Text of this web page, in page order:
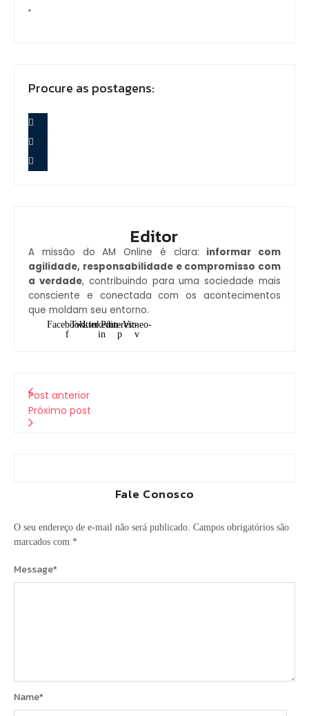
Procure as postagens:
Editor
A missão do AM Online é clara: informar com
agilidade, responsabilidade e compromisso com
a verdade, contribuindo para uma sociedade mais
consciente e conectada com os acontecimentos
que moldam seu entorno.
Facebook-
f
Twitter
Linkedin-
in
Pinterest-
p
Vimeo-
v
Post anterior
Próximo post
Fale Conosco
O seu endereço de e-mail não será publicado. Campos obrigatórios são
marcados com *
Message*
Name*